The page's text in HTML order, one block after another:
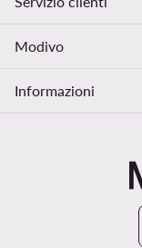
Modivo
Informazioni